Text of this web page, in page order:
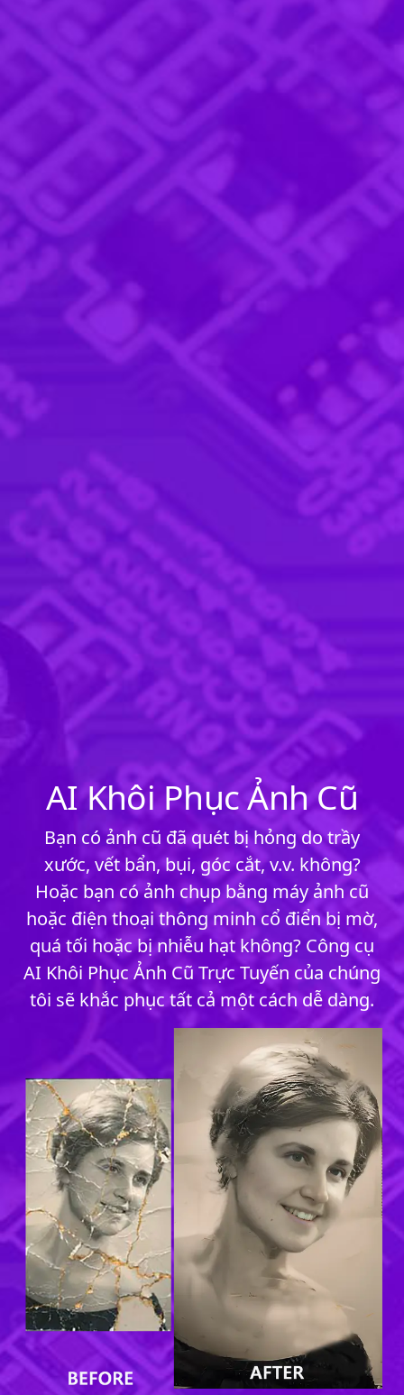
AI Khôi Phục Ảnh Cũ
Bạn có ảnh cũ đã quét bị hỏng do trầy
xước, vết bẩn, bụi, góc cắt, v.v. không?
Hoặc bạn có ảnh chụp bằng máy ảnh cũ
hoặc điện thoại thông minh cổ điển bị mờ,
quá tối hoặc bị nhiễu hạt không? Công cụ
AI Khôi Phục Ảnh Cũ Trực Tuyến của chúng
tôi sẽ khắc phục tất cả một cách dễ dàng.